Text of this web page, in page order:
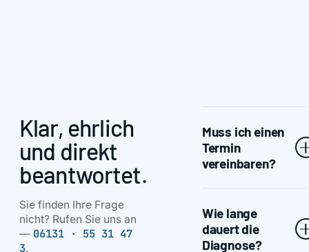
Klar, ehrlich
und direkt
beantwortet.
Sie finden Ihre Frage
nicht? Rufen Sie uns an
— 06131 · 55 31 47
3.
Muss ich einen
Termin
vereinbaren?
vorbeikommen.
Während unserer
Wie lange
dauert die
Diagnose?